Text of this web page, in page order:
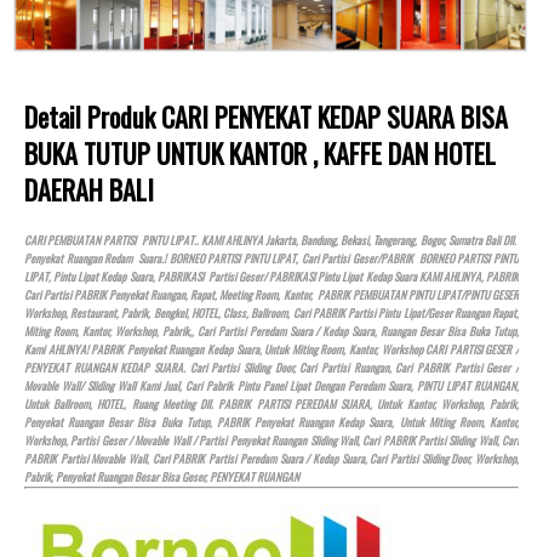
Detail Produk CARI PENYEKAT KEDAP SUARA BISA
BUKA TUTUP UNTUK KANTOR , KAFFE DAN HOTEL
DAERAH BALI
CARI PEMBUATAN PARTISI PINTU LIPAT.. KAMI AHLINYA Jakarta, Bandung, Bekasi, Tangerang, Bogor, Sumatra Bali Dll.
Penyekat Ruangan Redam Suara.! BORNEO PARTISI PINTU LIPAT, Cari Partisi Geser/PABRIK BORNEO PARTISI PINTU
LIPAT, Pintu Lipat Kedap Suara, PABRIKASI Partisi Geser/ PABRIKASI Pintu Lipat Kedap Suara KAMI AHLINYA, PABRIK
Cari Partisi PABRIK Penyekat Ruangan, Rapat, Meeting Room, Kantor, PABRIK PEMBUATAN PINTU LIPAT/PINTU GESER
Workshop, Restaurant, Pabrik, Bengkel,HOTEL, Class, Ballroom, Cari PABRIK Partisi Pintu Lipat/Geser Ruangan Rapat,
Miting Room, Kantor, Workshop, Pabrik,, Cari Partisi Peredam Suara / Kedap Suara, Ruangan Besar Bisa Buka Tutup,
Kami AHLINYA! PABRIK Penyekat Ruangan Kedap Suara, Untuk Miting Room, Kantor, Workshop CARI PARTISI GESER /
PENYEKAT RUANGAN KEDAP SUARA. Cari Partisi Sliding Door, Cari Partisi Ruangan, Cari PABRIK Partisi Geser /
Movable Wall/ Sliding Wall Kami Jual, Cari Pabrik Pintu Panel Lipat Dengan Peredam Suara, PINTU LIPAT RUANGAN,
Untuk Ballroom,HOTEL, Ruang Meeting Dll. PABRIK PARTISI PEREDAM SUARA, Untuk Kantor, Workshop, Pabrik,
Penyekat Ruangan Besar Bisa Buka Tutup, PABRIK Penyekat Ruangan Kedap Suara, Untuk Miting Room, Kantor,
Workshop, Partisi Geser / Movable Wall / Partisi Penyekat Ruangan Sliding Wall, Cari PABRIK Partisi Sliding Wall, Cari
PABRIK Partisi Movable Wall, Cari PABRIK Partisi Peredam Suara / Kedap Suara, Cari Partisi Sliding Door, Workshop,
Pabrik, Penyekat Ruangan Besar Bisa Geser, PENYEKAT RUANGAN